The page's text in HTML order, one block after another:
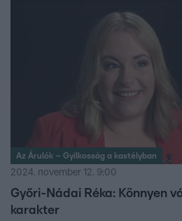
Az Árulók – Gyilkosság a kastélyban
2024. november 12. 9:00
Győri-Nádai Réka: Könnyen
karakter